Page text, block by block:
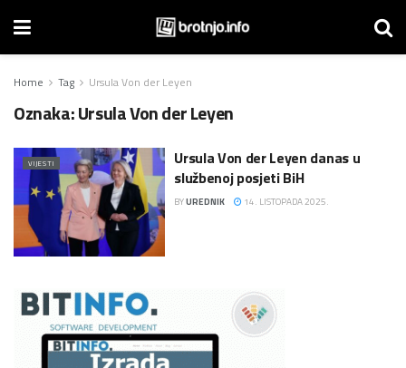
Home Tag Ursula Von der Leyen
Oznaka:Ursula Von der Leyen
VIJESTI
Ursula Von der Leyen danas u
službenoj posjeti BiH
BYUREDNIK 14. LISTOPADA 2025.